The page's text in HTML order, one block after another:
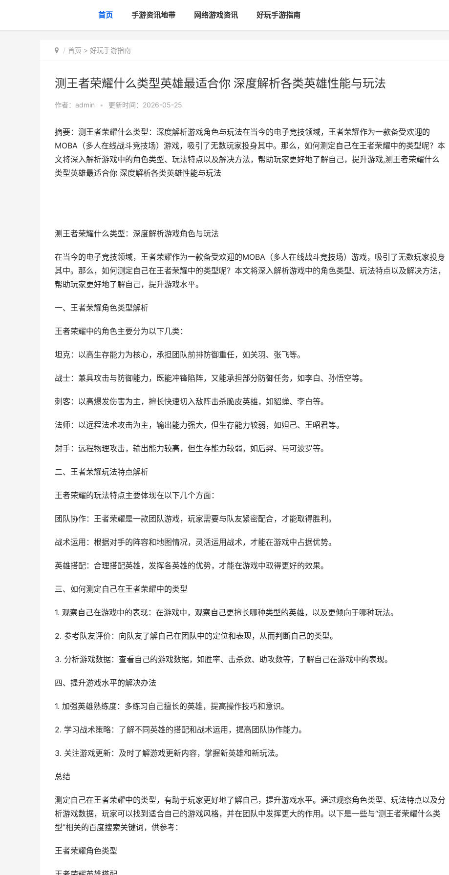
首页 手游资讯地带 网络游戏资讯 好玩手游指南
首页 > 好玩手游指南
测王者荣耀什么类型英雄最适合你 深度解析各类英雄性能与玩法
作者： admin • 更新时间：2026-05-25
摘要：测王者荣耀什么类型：深度解析游戏角色与玩法在当今的电子竞技领域，王者荣耀作为一款备受欢迎的
MOBA（多人在线战斗竞技场）游戏，吸引了无数玩家投身其中。那么，如何测定自己在王者荣耀中的类型呢？本
文将深入解析游戏中的角色类型、玩法特点以及解决方法，帮助玩家更好地了解自己，提升游戏,测王者荣耀什么
类型英雄最适合你 深度解析各类英雄性能与玩法
测王者荣耀什么类型：深度解析游戏角色与玩法
在当今的电子竞技领域，王者荣耀作为一款备受欢迎的MOBA（多人在线战斗竞技场）游戏，吸引了无数玩家投身
其中。那么，如何测定自己在王者荣耀中的类型呢？本文将深入解析游戏中的角色类型、玩法特点以及解决方法，
帮助玩家更好地了解自己，提升游戏水平。
一、王者荣耀角色类型解析
王者荣耀中的角色主要分为以下几类：
坦克：以高生存能力为核心，承担团队前排防御重任，如关羽、张飞等。
战士：兼具攻击与防御能力，既能冲锋陷阵，又能承担部分防御任务，如李白、孙悟空等。
刺客：以高爆发伤害为主，擅长快速切入敌阵击杀脆皮英雄，如貂蝉、李白等。
法师：以远程法术攻击为主，输出能力强大，但生存能力较弱，如妲己、王昭君等。
射手：远程物理攻击，输出能力较高，但生存能力较弱，如后羿、马可波罗等。
二、王者荣耀玩法特点解析
王者荣耀的玩法特点主要体现在以下几个方面：
团队协作：王者荣耀是一款团队游戏，玩家需要与队友紧密配合，才能取得胜利。
战术运用：根据对手的阵容和地图情况，灵活运用战术，才能在游戏中占据优势。
英雄搭配：合理搭配英雄，发挥各英雄的优势，才能在游戏中取得更好的效果。
三、如何测定自己在王者荣耀中的类型
1. 观察自己在游戏中的表现：在游戏中，观察自己更擅长哪种类型的英雄，以及更倾向于哪种玩法。
2. 参考队友评价：向队友了解自己在团队中的定位和表现，从而判断自己的类型。
3. 分析游戏数据：查看自己的游戏数据，如胜率、击杀数、助攻数等，了解自己在游戏中的表现。
四、提升游戏水平的解决办法
1. 加强英雄熟练度：多练习自己擅长的英雄，提高操作技巧和意识。
2. 学习战术策略：了解不同英雄的搭配和战术运用，提高团队协作能力。
3. 关注游戏更新：及时了解游戏更新内容，掌握新英雄和新玩法。
总结
测定自己在王者荣耀中的类型，有助于玩家更好地了解自己，提升游戏水平。通过观察角色类型、玩法特点以及分
析游戏数据，玩家可以找到适合自己的游戏风格，并在团队中发挥更大的作用。以下是一些与“测王者荣耀什么类
型”相关的百度搜索关键词，供参考：
王者荣耀角色类型